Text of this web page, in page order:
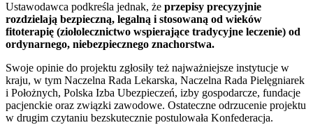
Ustawodawca podkreśla jednak, że przepisy precyzyjnie
rozdzielają bezpieczną, legalną i stosowaną od wieków
fitoterapię (ziołolecznictwo wspierające tradycyjne leczenie) od
ordynarnego, niebezpiecznego znachorstwa.
Swoje opinie do projektu zgłosiły też najważniejsze instytucje w
kraju, w tym Naczelna Rada Lekarska, Naczelna Rada Pielęgniarek
i Położnych, Polska Izba Ubezpieczeń, izby gospodarcze, fundacje
pacjenckie oraz związki zawodowe. Ostateczne odrzucenie projektu
w drugim czytaniu bezskutecznie postulowała Konfederacja.